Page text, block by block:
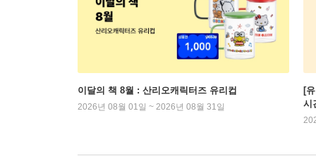
이달의 책 8월 : 산리오캐릭터즈 유리컵
2026년 08월 01일 ~ 2026년 08월 31일
[
시